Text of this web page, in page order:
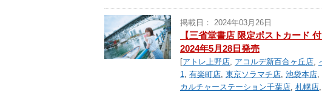
掲載日： 2024年03月26日
【三省堂書店 限定ポストカード
2024年5月28日発売
[アトレ上野店, アコルデ新百合ヶ丘店,
1, 有楽町店, 東京ソラマチ店, 池袋本店,
カルチャーステーション千葉店, 札幌店,